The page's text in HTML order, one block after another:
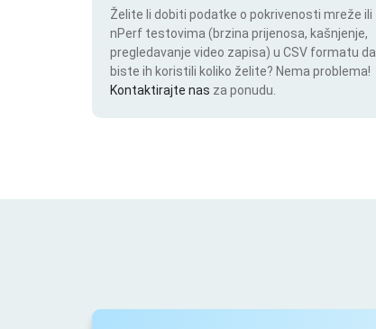
Želite li dobiti podatke o pokrivenosti mreže ili
nPerf testovima (brzina prijenosa, kašnjenje,
pregledavanje video zapisa) u CSV formatu da
biste ih koristili koliko želite? Nema problema!
Kontaktirajte nas za ponudu.